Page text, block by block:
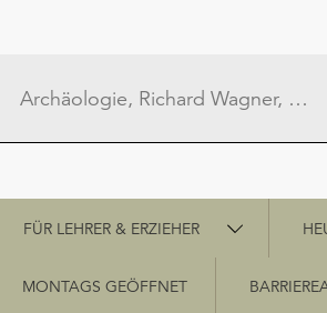
Schnellzugriff
FÜR LEHRER & ERZIEHER
MONTAGS GEÖFFNET